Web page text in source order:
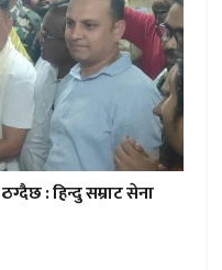
: हिन्दु सम्राट सेना